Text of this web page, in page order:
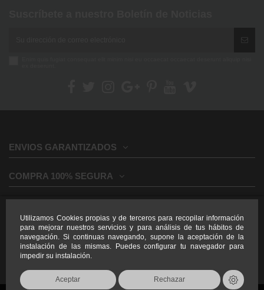
Utilizamos Cookies propias y de terceros para recopilar información
para mejorar nuestros servicios y para análisis de tus hábitos de
navegación. Si continuas navegando, supone la aceptación de la
instalación de las mismas. Puedes configurar tu navegador para
impedir su instalación.
Aceptar Rechazar
ENVIOS GARANTIZADOS
COMPRA 100% SEGURA
INFORMACION LEGAL